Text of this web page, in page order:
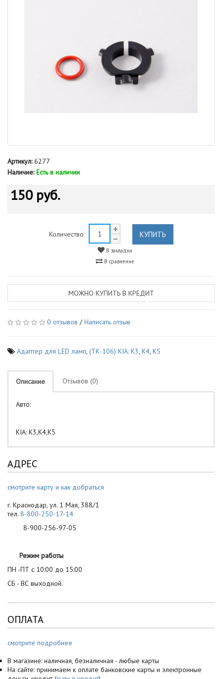
Артикул:6277
Наличие: Есть в наличии
150 руб.
Количество КУПИТЬ
В закладки
В сравнение
МОЖНО КУПИТЬ В КРЕДИТ
0 отзывов /Написать отзыв
Адаптер для LED ламп, (ТК-106) KIA: K3, K4, K5
Описание Отзывов (0)
Авто:
KIA: K3,K4,K5
АДРЕС
смотрите карту и как добраться
г. Краснодар, ул. 1 Мая, 388/1
тел. 8-800-250-17-14
8-900-256-97-05
Режим работы
ПН -ПТ с 10:00 до 15:00
СБ - ВС выходной.
ОПЛАТА
смотрите подробнее
В магазине: наличная, безналичная - любые карты
На сайте: принимаем к оплате банковские карты и электронные